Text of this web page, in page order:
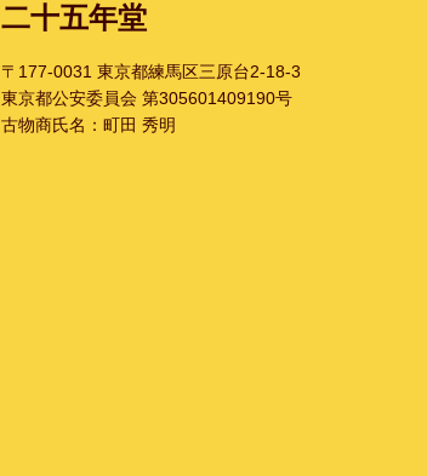
二十五年堂
〒177-0031 東京都練馬区三原台2-18-3
東京都公安委員会 第305601409190号
古物商氏名：町田 秀明